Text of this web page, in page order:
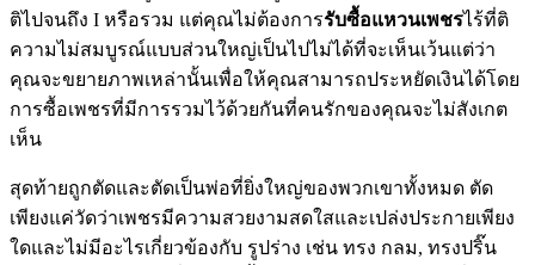
ติไปจนถึง I หรือรวม แต่คุณไม่ต้องการรับซื้อแหวนเพชรไร้ที่ติ
ความไม่สมบูรณ์แบบส่วนใหญ่เป็นไปไม่ได้ที่จะเห็นเว้นแต่ว่า
คุณจะขยายภาพเหล่านั้นเพื่อให้คุณสามารถประหยัดเงินได้โดย
การซื้อเพชรที่มีการรวมไว้ด้วยกันที่คนรักของคุณจะไม่สังเกต
เห็น
สุดท้ายถูกตัดและตัดเป็นพ่อที่ยิ่งใหญ่ของพวกเขาทั้งหมด ตัด
เพียงแค่วัดว่าเพชรมีความสวยงามสดใสและเปล่งประกายเพียง
ใดและไม่มีอะไรเกี่ยวข้องกับ รูปร่าง เช่น ทรง กลม, ทรงปริ๊น